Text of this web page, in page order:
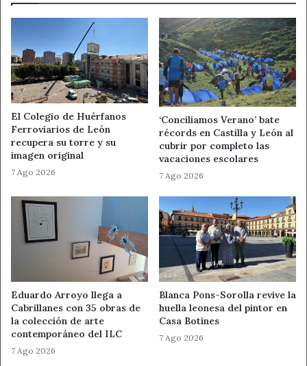
El Colegio de Huérfanos
Ferroviarios de León
recupera su torre y su
imagen original
7 Ago 2026
‘Conciliamos Verano’ bate
récords en Castilla y León al
cubrir por completo las
vacaciones escolares
7 Ago 2026
Eduardo Arroyo llega a
Cabrillanes con 35 obras de
la colección de arte
contemporáneo del ILC
7 Ago 2026
Blanca Pons-Sorolla revive la
huella leonesa del pintor en
Casa Botines
7 Ago 2026